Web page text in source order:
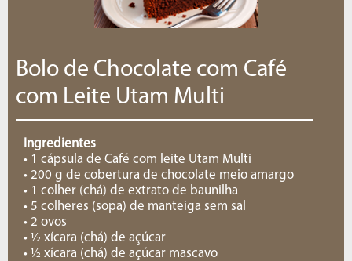
Bolo de Chocolate com Café
com Leite Utam Multi
Ingredientes
• 1 cápsula de Café com leite Utam Multi
• 200 g de cobertura de chocolate meio amargo
• 1 colher (chá) de extrato de baunilha
• 5 colheres (sopa) de manteiga sem sal
• 2 ovos
• ½ xícara (chá) de açúcar
• ½ xícara (chá) de açúcar mascavo